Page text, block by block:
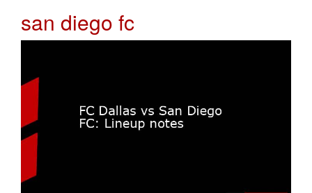
san diego fc